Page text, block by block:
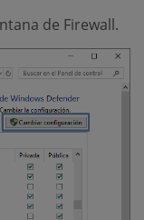
de Firewall.